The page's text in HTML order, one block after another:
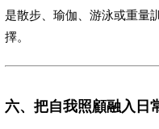
是散步、瑜伽、游泳或重量
擇。
六、把自我照顧融入日